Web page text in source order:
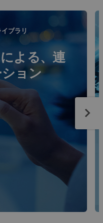
イブラリ
による、連
ョン